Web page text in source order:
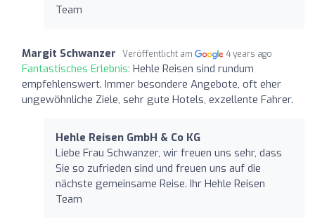
Team
Margit Schwanzer Veröffentlicht am 4 years ago
Fantastisches Erlebnis: Hehle Reisen sind rundum
empfehlenswert. Immer besondere Angebote, oft eher
ungewöhnliche Ziele, sehr gute Hotels, exzellente Fahrer.
Hehle Reisen GmbH & Co KG
Liebe Frau Schwanzer, wir freuen uns sehr, dass
Sie so zufrieden sind und freuen uns auf die
nächste gemeinsame Reise. Ihr Hehle Reisen
Team